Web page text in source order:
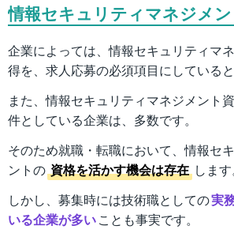
情報セキュリティマネジメ
企業によっては、情報セキュリティマ
得を、求人応募の必須項目にしている
また、情報セキュリティマネジメント
件としている企業は、多数です。
そのため就職・転職において、情報セ
ントの 資格を活かす機会は存在 します
しかし、募集時には技術職としての実
いる企業が多いことも事実です。